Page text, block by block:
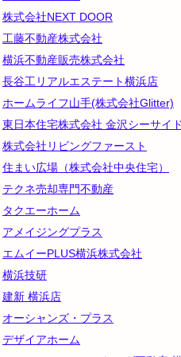
株式会社NEXT DOOR
工藤不動産株式会社
横浜不動産販売株式会社
長谷工リアルエステート横浜店
ホームライフ山手(株式会社Glitter)
東日本住宅株式会社 金沢シーサイ
株式会社リビングファースト
住まい広場（株式会社中央住宅）
テクネ売却専門不動産
タクエーホーム
アメイジングプラス
エムイーPLUS横浜株式会社
横浜技研
建新 横浜店
オーシャンズ・プラス
デザイアホーム